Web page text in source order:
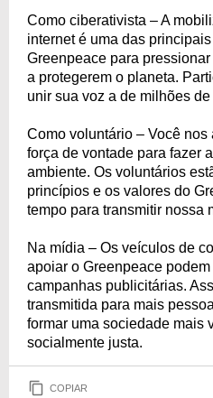
Como ciberativista – A
internet é uma das
Greenpeace para
a protegerem o planeta.
unir sua voz a de milhões
Como voluntário – Você
força de vontade para fazer
ambiente. Os voluntários
princípios e os valores do
tempo para transmitir nossa
Na mídia – Os veículos de
apoiar o Greenpeace
campanhas publicitárias.
transmitida para mais
formar uma sociedade mais
socialmente justa.
COPIAR